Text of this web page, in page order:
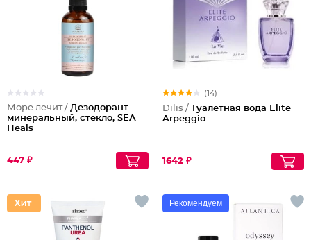
Море лечит / Дезодорант
минеральный, стекло, SEA
Heals
447 ₽
(14)
Dilis / Туалетная вода Elite
Arpeggio
1642 ₽
Рекомендуем